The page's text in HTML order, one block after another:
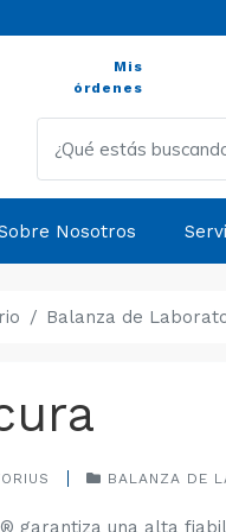
Mis
órdenes
Nosotros
Balanza de
BALANZA DE
garantiza una alta